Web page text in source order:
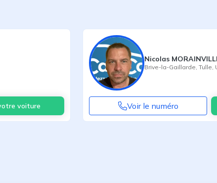
voiture
Nicolas
Brive-la-Gaillarde Tulle
Voir le numéro